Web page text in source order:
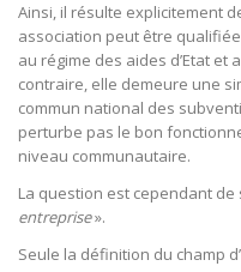
Ainsi, il résulte explicitement
association peut être
au régime des aides d’Etat et
contraire, elle demeure une
commun national des
perturbe pas le bon
niveau communautaire.
La question est cependant
entreprise».
Seule la définition du champ